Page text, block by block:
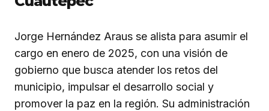
Jorge Hernández Araus se alista para asumir el
cargo en enero de 2025, con una visión de
gobierno que busca atender los retos del
municipio, impulsar el desarrollo social y
promover la paz en la región. Su administración